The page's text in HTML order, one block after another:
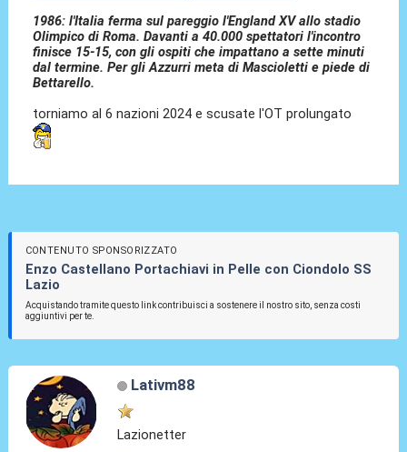
1986: l'Italia ferma sul pareggio l'England XV allo stadio
Olimpico di Roma. Davanti a 40.000 spettatori l'incontro
finisce 15-15, con gli ospiti che impattano a sette minuti
dal termine. Per gli Azzurri meta di Mascioletti e piede di
Bettarello.
torniamo al 6 nazioni 2024 e scusate l'OT prolungato
CONTENUTO SPONSORIZZATO
Enzo Castellano Portachiavi in Pelle con Ciondolo SS
Lazio
Acquistando tramite questo link contribuisci a sostenere il nostro sito, senza costi
aggiuntivi per te.
Lativm88
Lazionetter